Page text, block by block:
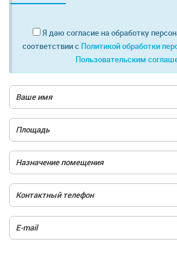
Я даю согласие на обработку
соответствии с Политикой обработки
Пользовательским